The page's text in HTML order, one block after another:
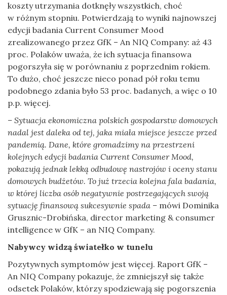
koszty utrzymania dotknęły wszystkich, choć
w różnym stopniu. Potwierdzają to wyniki najnowszej
edycji badania Current Consumer Mood
zrealizowanego przez GfK – An NIQ Company: aż 43
proc. Polaków uważa, że ich sytuacja finansowa
pogorszyła się w porównaniu z poprzednim rokiem.
To dużo, choć jeszcze nieco ponad pół roku temu
podobnego zdania było 53 proc. badanych, a więc o 10
p.p. więcej.
– Sytuacja ekonomiczna polskich gospodarstw domowych
nadal jest daleka od tej, jaka miała miejsce jeszcze przed
pandemią. Dane, które gromadzimy na przestrzeni
kolejnych edycji badania Current Consumer Mood,
pokazują jednak lekką odbudowę nastrojów i oceny stanu
domowych budżetów. To już trzecia kolejna fala badania,
w której liczba osób negatywnie postrzegających swoją
sytuację finansową sukcesywnie spada – mówi Dominika
Grusznic-Drobińska, director marketing & consumer
intelligence w GfK – an NIQ Company.
Nabywcy widzą światełko w tunelu
Pozytywnych symptomów jest więcej. Raport GfK –
An NIQ Company pokazuje, że zmniejszył się także
odsetek Polaków, którzy spodziewają się pogorszenia